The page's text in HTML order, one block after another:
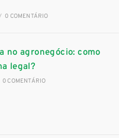
0 COMENTÁRIO
no agronegócio: como
legal?
0 COMENTÁRIO